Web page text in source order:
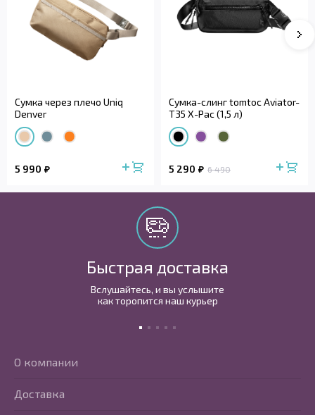
Сумка через плечо Uniq
Denver
5 990
Сумка-слинг tomtoc Aviator-
T35 X-Pac (1,5 л)
5 290 6 490
Быстрая доставка
Вслушайтесь, и вы услышите
как торопится наш курьер
О компании
Доставка